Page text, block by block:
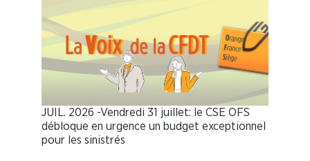
JUIL. 2026 -Vendredi 31 juillet: le CSE OFS
débloque en urgence un budget exceptionnel
pour les sinistrés